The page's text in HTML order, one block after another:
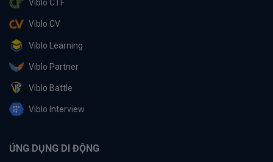
Viblo CTF
Viblo CV
Viblo Learning
Viblo Partner
Viblo Battle
Viblo Interview
ỨNG DỤNG DI ĐỘNG